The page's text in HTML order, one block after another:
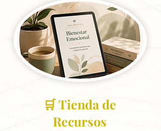
🛒 Tienda de
Recursos